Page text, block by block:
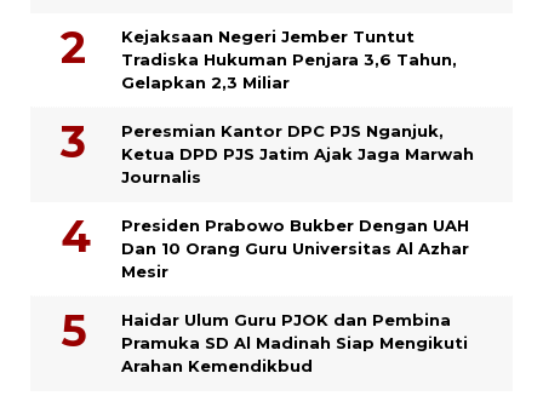
Kejaksaan Negeri Jember Tuntut
Tradiska Hukuman Penjara 3,6 Tahun,
Gelapkan 2,3 Miliar
Peresmian Kantor DPC PJS Nganjuk,
Ketua DPD PJS Jatim Ajak Jaga Marwah
Journalis
Presiden Prabowo Bukber Dengan UAH
Dan 10 Orang Guru Universitas Al Azhar
Mesir
Haidar Ulum Guru PJOK dan Pembina
Pramuka SD Al Madinah Siap Mengikuti
Arahan Kemendikbud